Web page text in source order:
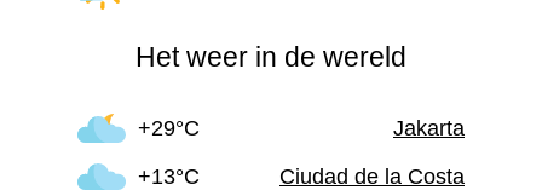
Het weer in de wereld
+29°C
Jakarta
+13°C
Ciudad de la Costa